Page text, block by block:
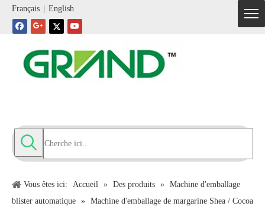
Français English
Vous êtes ici: Accueil » Des produits » Machine d'emballage
blister automatique » Machine d'emballage de margarine Shea / Cocoa